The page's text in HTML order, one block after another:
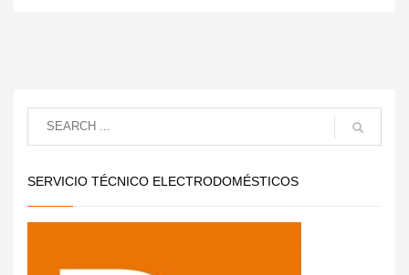
SERVICIO TÉCNICO ELECTRODOMÉSTICOS